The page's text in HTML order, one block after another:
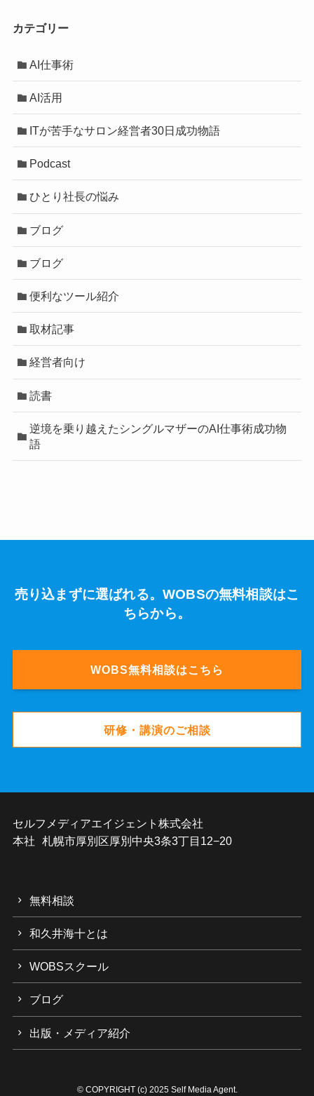
カテゴリー
AI仕事術
AI活用
ITが苦手なサロン経営者30日成功物語
Podcast
ひとり社長の悩み
ブログ
ブログ
便利なツール紹介
取材記事
経営者向け
読書
逆境を乗り越えたシングルマザーのAI仕事術成功物
語
売り込まずに選ばれる。WOBSの無料相談はこ
ちらから。
WOBS無料相談はこちら
研修・講演のご相談
セルフメディアエイジェント株式会社
本社 札幌市厚別区厚別中央3条3丁目12−20
無料相談
和久井海十とは
WOBSスクール
ブログ
出版・メディア紹介
©COPYRIGHT (c) 2025 Self Media Agent.